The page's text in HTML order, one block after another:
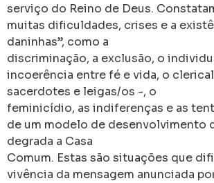
serviço do Reino de Deus.
muitas dificuldades, crises e a
daninhas”, como a
discriminação, a exclusão, o
incoerência entre fé e vida, o
sacerdotes e leigas/os -, o
feminicídio, as indiferenças e as
de um modelo de desenvolvimento
degrada a Casa
Comum. Estas são situações que
vivência da mensagem anunciada